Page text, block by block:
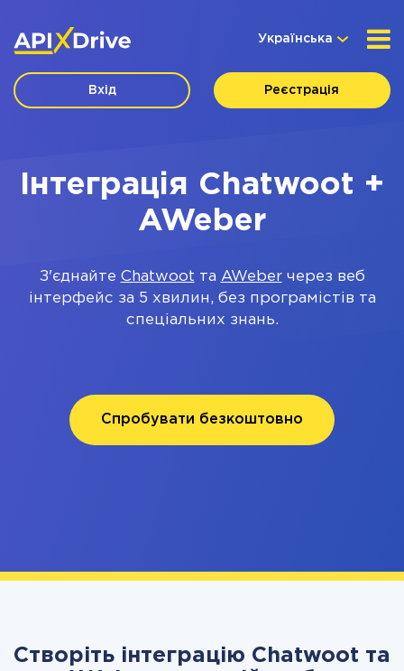
Українська
Вхід Реєстрація
Інтеграція Chatwoot +
AWeber
З'єднайте Chatwoot та AWeberчерез веб
інтерфейс за 5 хвилин, без програмістів та
спеціальних знань.
Спробувати безкоштовно
Створіть інтеграцію Chatwoot та